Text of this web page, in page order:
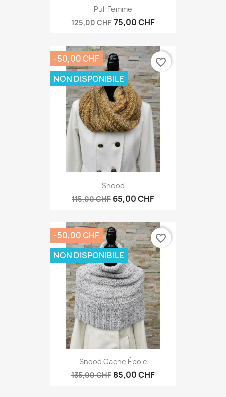
Pull Femme
125,00 CHF75,00 CHF
Snood
115,00 CHF 65,00 CHF
-50,00 CHF
NON DISPONIBILE
favorite_border
Snood Cache Épole
135,00 CHF 85,00 CHF
-50,00 CHF
NON DISPONIBILE
favorite_border